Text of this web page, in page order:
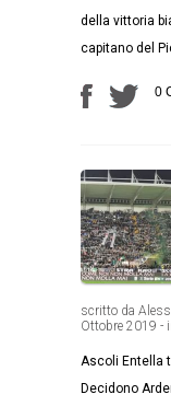
della vittoria
capitano del
0
scritto da
Ottobre 2019 -
Ascoli Entella
Decidono